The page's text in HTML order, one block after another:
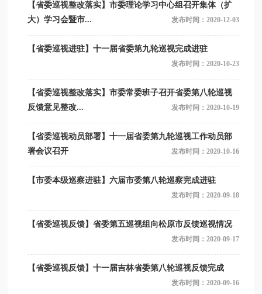
【省委巡视整改落实】市委理论学习中心组召开集体（扩
大）学习会暨市...
发布时间：2020-12-03
【省委巡视进驻】十一届省委第九轮巡视完成进驻
发布时间：2020-10-23
【省委巡视整改落实】市委常委班子召开省委第八轮巡视
反馈意见整改...
发布时间：2020-10-19
【省委巡视动员部署】十一届省委第九轮巡视工作动员部
署会议召开
发布时间：2020-10-16
【市委本级巡察进驻】六届市委第八轮巡察完成进驻
发布时间：2020-09-18
【省委巡视反馈】省委第五巡视组向松原市反馈巡视情况
发布时间：2020-09-17
【省委巡视反馈】十一届吉林省委第八轮巡视反馈完成
发布时间：2020-09-16